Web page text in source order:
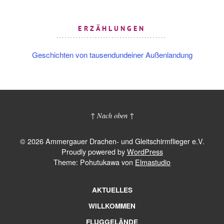
ERZÄHLUNGEN
Geschichten von tausendundeiner Außenlandung
↑ Nach oben ↑
© 2026 Ammergauer Drachen- und Gleitschirmflieger e.V.
Proudly powered byWordPress
Theme: Pohutukawa von Elmastudio
AKTUELLES
WILLKOMMEN
FLUGGELÄNDE